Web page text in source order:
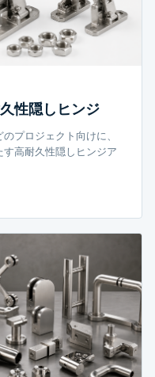
性隠しヒンジ
プロジェクト向けに、
高耐久性隠しヒンジア